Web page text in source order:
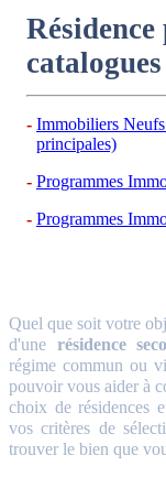
Résidence
catalogues
Immobiliers
principales)
Programmes
Programmes
Quel que soit votre
d'une résidence
régime commun ou
pouvoir vous aider à
choix de résidences
vos critères de
trouver le bien que